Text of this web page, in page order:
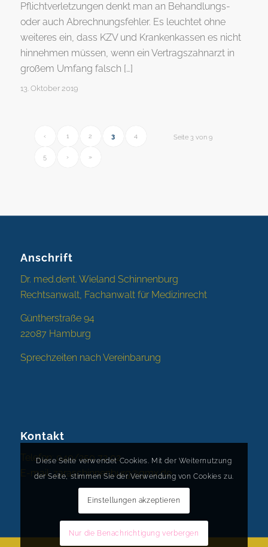
Pflichtverletzungen denkt man an Behandlungs-
oder auch Abrechnungsfehler. Es leuchtet ohne
weiteres ein, dass KZV und Krankenkassen es nicht
hinnehmen müssen, wenn ein Vertragszahnarzt in
großem Umfang falsch […]
13. Oktober 2019
Seite 3 von 9
‹ 1 2 3 4
5 › »
Anschrift
Dr. med.dent. Wieland Schinnenburg
Rechtsanwalt, Fachanwalt für Medizinrecht
Güntherstraße 94
22087 Hamburg
Sprechzeiten nach Vereinbarung
Kontakt
Telefon: 040/250 72 02
E-mail:zaraschinnenburg@gmx.de
Diese Seite verwendet Cookies. Mit der Weiternutzung
der Seite, stimmen Sie der Verwendung von Cookies zu.
Einstellungen akzeptieren
Nur die Benachrichtigung verbergen